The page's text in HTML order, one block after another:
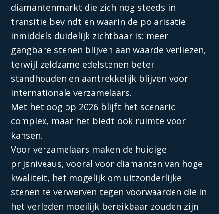
diamantenmarkt die zich nog steeds in
transitie bevindt en waarin de polarisatie
inmiddels duidelijk zichtbaar is: meer
gangbare stenen blijven aan waarde verliezen,
terwijl zeldzame edelstenen beter
standhouden en aantrekkelijk blijven voor
internationale verzamelaars.
Met het oog op 2026 blijft het scenario
complex, maar het biedt ook ruimte voor
kansen.
Voor verzamelaars maken de huidige
prijsniveaus, vooral voor diamanten van hoge
kwaliteit, het mogelijk om uitzonderlijke
stenen te verwerven tegen voorwaarden die in
het verleden moeilijk bereikbaar zouden zijn